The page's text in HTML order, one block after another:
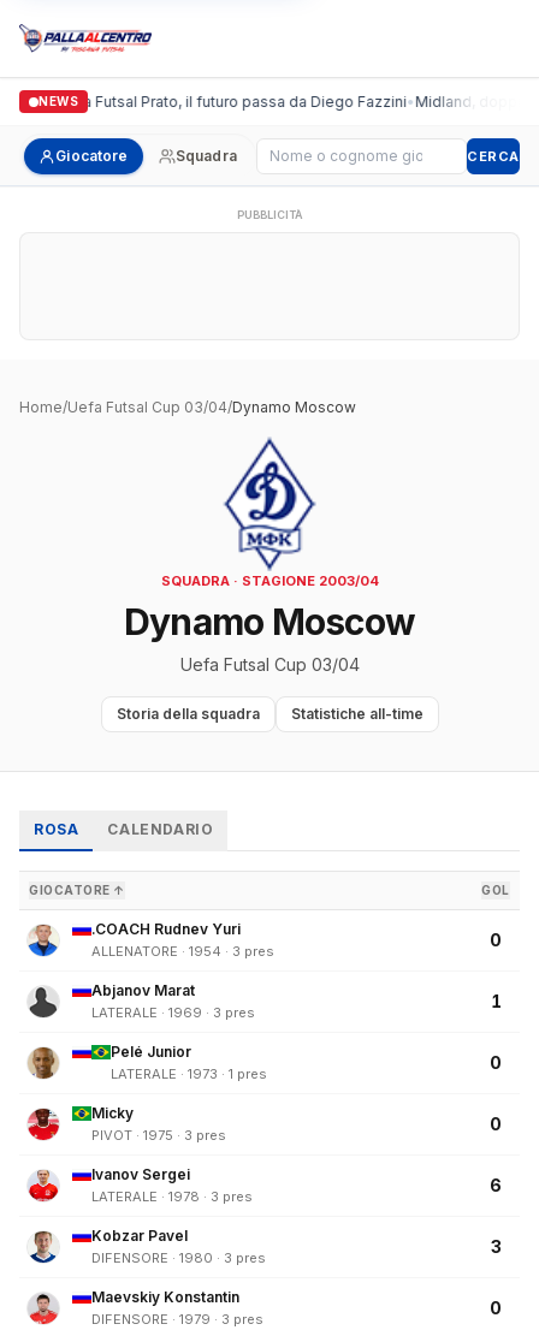
NEWS
Italgronda Futsal Prato, il futuro passa da Diego Fazzini•Midland, doppio
Giocatore Squadra Cerca giocatore CERCA
PUBBLICITÀ
Home/Uefa Futsal Cup 03/04/Dynamo Moscow
SQUADRA · STAGIONE 2003/04
Dynamo Moscow
Uefa Futsal Cup 03/04
Storia della squadra Statistiche all-time
ROSA CALENDARIO
GIOCATORE ↑ GOL
.COACH Rudnev Yuri
ALLENATORE · 1954 · 3 pres
0
Abjanov Marat
LATERALE · 1969 · 3 pres
1
Pelé Junior
LATERALE · 1973 · 1 pres
0
Micky
PIVOT · 1975 · 3 pres
0
Ivanov Sergei
LATERALE · 1978 · 3 pres
6
Kobzar Pavel
DIFENSORE · 1980 · 3 pres
3
Maevskiy Konstantin
DIFENSORE · 1979 · 3 pres
0